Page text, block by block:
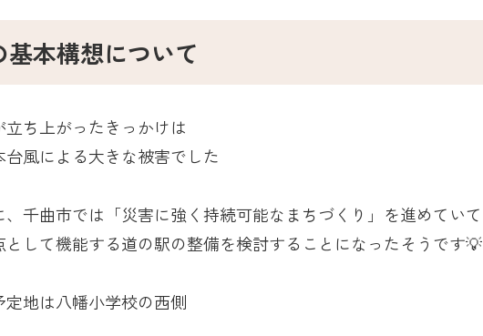
基本構想について
ち上がったきっかけは
風による大きな被害でした
、千曲市では「災害に強く持続可能なまちづくり」を進めていて
として機能する道の駅の整備を検討することになったそうです💡
地は八幡小学校の西側